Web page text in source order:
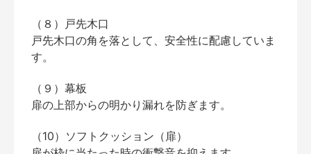
（８）戸先木口
戸先木口の角を落として、安全性に配慮していま
す。
（９）幕板
扉の上部からの明かり漏れを防ぎます。
（10）ソフトクッション（扉）